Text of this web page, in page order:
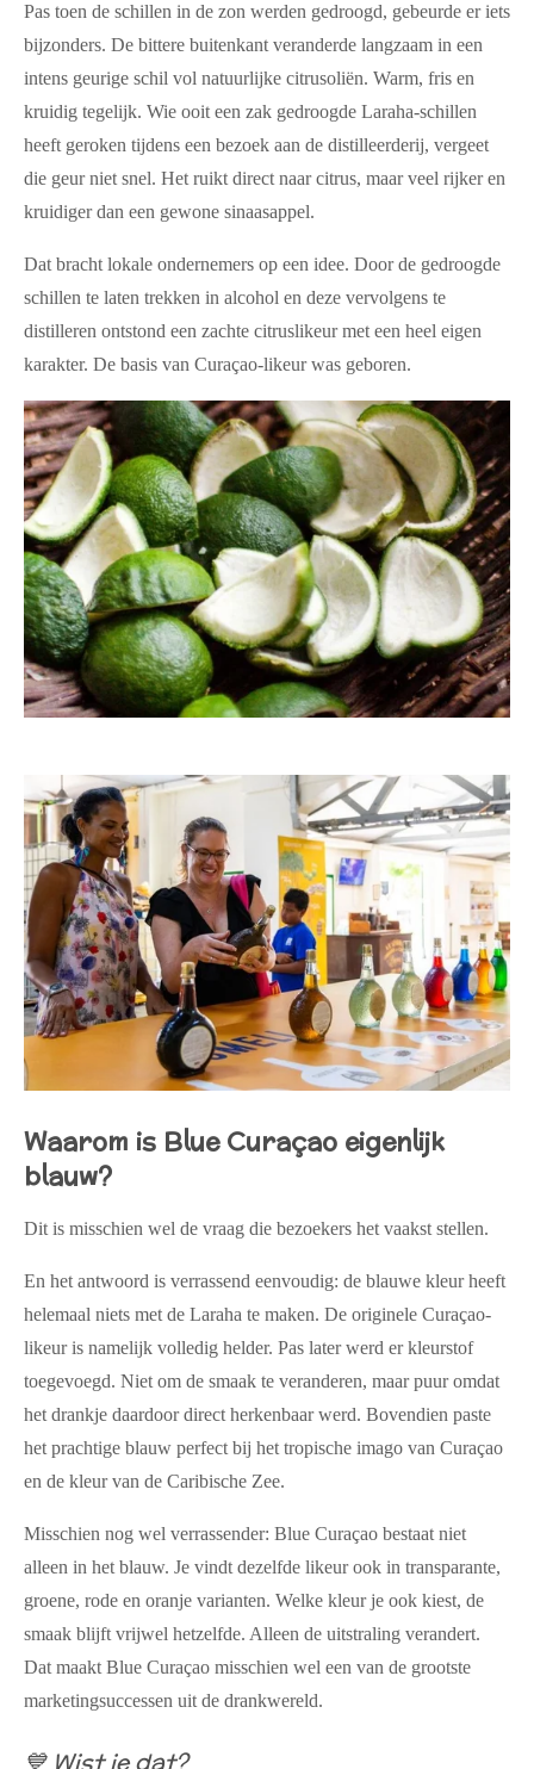
Pas toen de schillen in de zon werden gedroogd, gebeurde er iets
bijzonders. De bittere buitenkant veranderde langzaam in een
intens geurige schil vol natuurlijke citrusoliën. Warm, fris en
kruidig tegelijk. Wie ooit een zak gedroogde Laraha-schillen
heeft geroken tijdens een bezoek aan de distilleerderij, vergeet
die geur niet snel. Het ruikt direct naar citrus, maar veel rijker en
kruidiger dan een gewone sinaasappel.
Dat bracht lokale ondernemers op een idee. Door de gedroogde
schillen te laten trekken in alcohol en deze vervolgens te
distilleren ontstond een zachte citruslikeur met een heel eigen
karakter. De basis van Curaçao-likeur was geboren.
Waarom is Blue Curaçao eigenlijk
blauw?
Dit is misschien wel de vraag die bezoekers het vaakst stellen.
En het antwoord is verrassend eenvoudig: de blauwe kleur heeft
helemaal niets met de Laraha te maken. De originele Curaçao-
likeur is namelijk volledig helder. Pas later werd er kleurstof
toegevoegd. Niet om de smaak te veranderen, maar puur omdat
het drankje daardoor direct herkenbaar werd. Bovendien paste
het prachtige blauw perfect bij het tropische imago van Curaçao
en de kleur van de Caribische Zee.
Misschien nog wel verrassender: Blue Curaçao bestaat niet
alleen in het blauw. Je vindt dezelfde likeur ook in transparante,
groene, rode en oranje varianten. Welke kleur je ook kiest, de
smaak blijft vrijwel hetzelfde. Alleen de uitstraling verandert.
Dat maakt Blue Curaçao misschien wel een van de grootste
marketingsuccessen uit de drankwereld.
💙 Wist je dat?